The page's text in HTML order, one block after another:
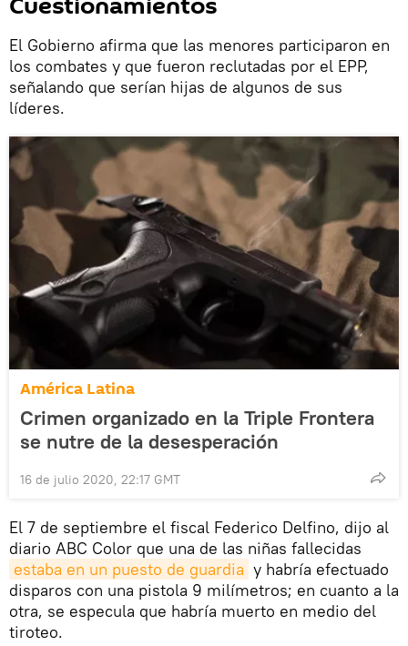
El Gobierno afirma que las menores participaron en
los combates y que fueron reclutadas por el EPP,
señalando que serían hijas de algunos de sus
líderes.
América Latina
Crimen organizado en la Triple Frontera
se nutre de la desesperación
16 de julio 2020, 22:17 GMT
El 7 de septiembre el fiscal Federico Delfino, dijo al
diario ABC Color que una de las niñas fallecidas
estaba en un puesto de guardia y habría efectuado
disparos con una pistola 9 milímetros; en cuanto a la
otra, se especula que habría muerto en medio del
tiroteo.